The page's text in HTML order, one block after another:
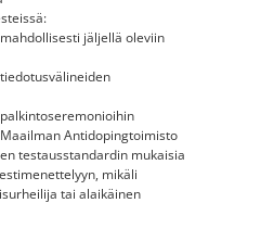
jäljellä oleviin
Antidopingtoimisto
testausstandardin mukaisia
mikäli
tai alaikäinen